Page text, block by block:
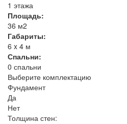
1 этажа
Площадь:
36 м2
Габариты:
6 x 4 м
Спальни:
0 спальни
Выберите комплектацию
Фундамент
Да
Нет
Толщина стен: